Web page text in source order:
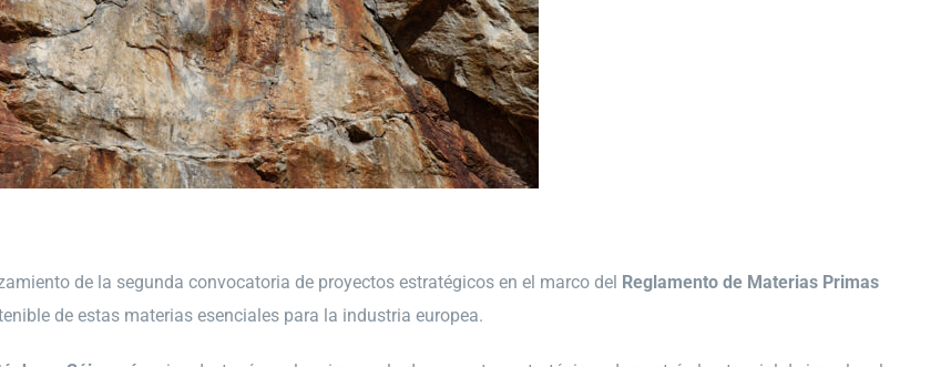
de la segunda convocatoria de proyectos estratégicos en el marco del Reglamento de Materias Primas
de estas materias esenciales para la industria europea.